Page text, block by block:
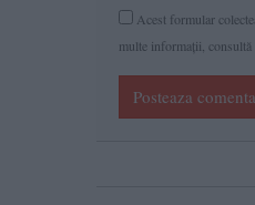
Acest formular
multe informaţii,
Posteaza